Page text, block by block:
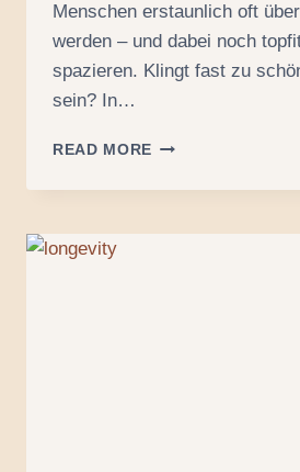
Menschen erstaunlich oft
werden – und dabei noch
spazieren. Klingt fast zu
sein? In…
READ MORE BLUE
UND
WAS